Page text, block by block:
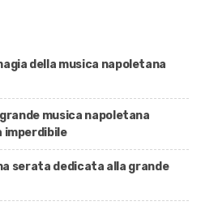
della musica napoletana
musica napoletana
imperdibile
serata dedicata alla grande